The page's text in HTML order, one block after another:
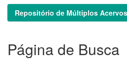
Repositório de Múltiplos
Página de Busca